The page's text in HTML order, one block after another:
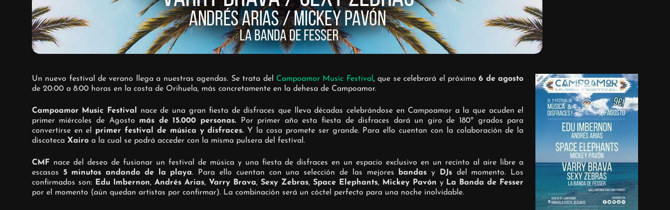
Un nuevo festival de verano llega a nuestras agendas. Se trata del Campoamor Music Festival , que se celebrará el próximo6 de agosto
de 20:00 a 8:00 horas en la costa de Orihuela, más concretamente en la dehesa de Campoamor.
Campoamor Music Festival
nace de una gran fiesta de disfraces que lleva décadas celebrándose en Campoamor a la que acuden el
primer miércoles de Agosto más de 15.000 personas.
Por primer año esta fiesta de disfraces dará un giro de 180º grados para
convertirse en el primer festival de música y disfraces. Y la cosa promete ser grande. Para ello cuentan con la colaboración de la
discoteca Xairoa la cual se podrá acceder con la misma pulsera del festival.
CMF nace del deseo de fusionar un festival de música y una fiesta de disfraces en un espacio exclusivo en un recinto al aire libre a
escasos 5 minutos andando de la playa. Para ello cuentan con una selección de las mejores bandas y DJsdel momento. Los
confirmados son:
Edu Imbernon, Andrés Arias, Varry Brava, Sexy Zebras, Space Elephants, Mickey Pavón y La Banda de Fesser
por el momento (aún quedan artistas por confirmar). La combinación será un cóctel perfecto para una noche inolvidable.